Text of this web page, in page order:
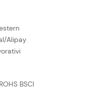
Alipay
BSCI